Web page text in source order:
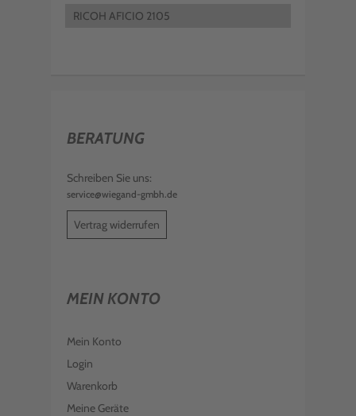
RICOH AFICIO 2105
BERATUNG
Schreiben Sie uns:
service@wiegand-gmbh.de
Vertrag widerrufen
MEIN KONTO
Mein Konto
Login
Warenkorb
Meine Geräte